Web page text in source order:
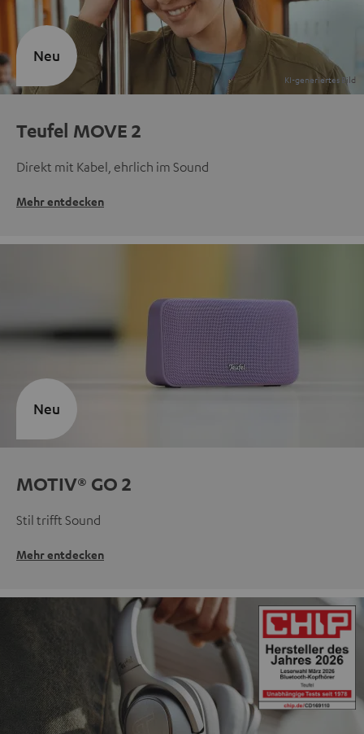
Teufel MOVE 2
Direkt mit Kabel, ehrlich im Sound
Mehr entdecken
Neu
MOTIV® GO 2
Stil trifft Sound
Mehr entdecken
Neu